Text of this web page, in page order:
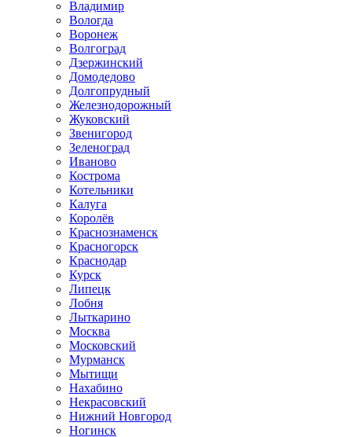
Владимир
Вологда
Воронеж
Волгоград
Дзержинский
Домодедово
Долгопрудный
Железнодорожный
Жуковский
Звенигород
Зеленоград
Иваново
Кострома
Котельники
Калуга
Королёв
Краснознаменск
Красногорск
Краснодар
Курск
Липецк
Лобня
Лыткарино
Москва
Московский
Мурманск
Мытищи
Нахабино
Некрасовский
Нижний Новгород
Ногинск